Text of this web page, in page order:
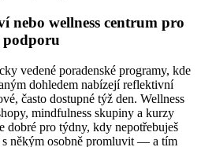
nebo wellness centrum pro
vedené poradenské programy, kde
dohledem nabízejí reflektivní
často dostupné týž den. Wellness
mindfulness skupiny a kurzy
dobré pro týdny, kdy nepotřebuješ
někým osobně promluvit — a tím